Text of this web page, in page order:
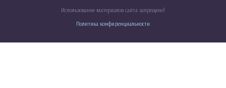
Использование материалов сайта запрещено!
Политика конфиденциальности